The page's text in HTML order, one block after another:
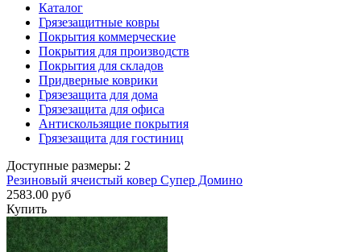
Каталог
Грязезащитные ковры
Покрытия коммерческие
Покрытия для производств
Покрытия для складов
Придверные коврики
Грязезащита для дома
Грязезащита для офиса
Антискользящие покрытия
Грязезащита для гостиниц
Доступные размеры: 2
Резиновый ячеистый ковер Супер Домино
2583.00 руб
Купить